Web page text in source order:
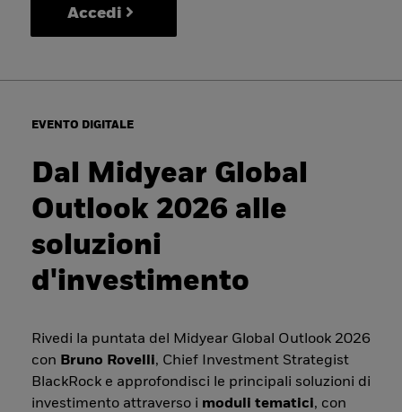
Accedi
EVENTO DIGITALE
Dal Midyear Global
Outlook 2026 alle
soluzioni
d'investimento
Rivedi la puntata del Midyear Global Outlook 2026
con Bruno Rovelli, Chief Investment Strategist
BlackRock e approfondisci le principali soluzioni di
investimento attraverso i moduli tematici, con